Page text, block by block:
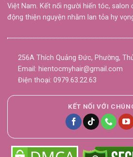
Việt Nam. Kết nối người hiến tóc, salon
động thiện nguyện nhằm lan tỏa hy
256A Thích Quảng Đức, Phường,
Email: hientocmyhair@gmail.com
Điện thoại: 0979.63.22.63
KẾT NỐI VỚI